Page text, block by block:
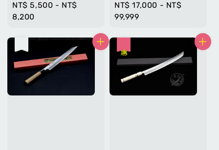
Regular
price
NT$ 5,500 - NT$
8,200
Regular
price
NT$ 17,000 - NT$
99,999